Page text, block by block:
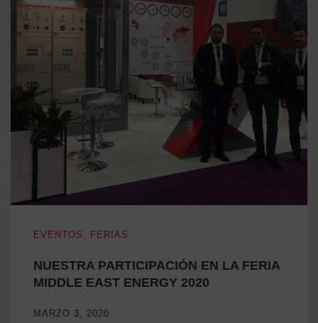
EVENTOS , FERIAS
NUESTRA PARTICIPACIÓN EN LA FERIA
MIDDLE EAST ENERGY 2020
MARZO 3, 2020